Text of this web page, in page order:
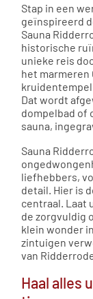
Stap in een
geïnspireerd
Sauna
historische
unieke reis
het marmeren
Dat wordt
dompelbad of
sauna,
Sauna
liefhebbers,
detail. Hier is
centraal. Laat
de zorgvuldig
klein wonder
zintuigen
van
Haal alles